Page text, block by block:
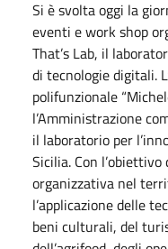
Si è svolta oggi la
eventi e work shop
That’s Lab, il
di tecnologie digitali.
polifunzionale
l’Amministrazione
il laboratorio per
Sicilia. Con
organizzativa nel
l’applicazione delle
beni culturali, del